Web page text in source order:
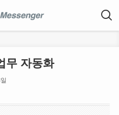
무 자동화